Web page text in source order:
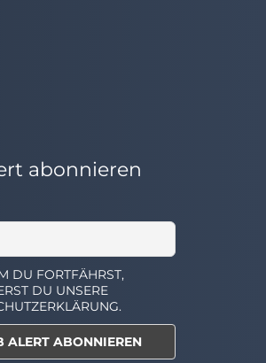
abonnieren
DU FORTFÄHRST,
DU UNSERE